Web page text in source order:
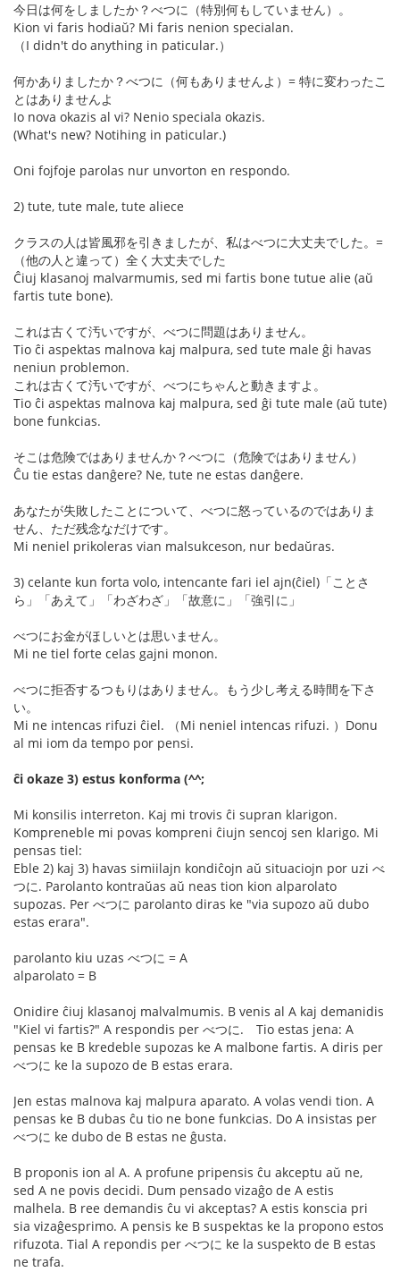
今日は何をしましたか？べつに（特別何もしていません）。
Kion vi faris hodiaŭ? Mi faris nenion specialan.
（I didn't do anything in paticular.）
何かありましたか？べつに（何もありませんよ）= 特に変わったこ
とはありませんよ
Io nova okazis al vi? Nenio speciala okazis.
(What's new? Notihing in paticular.)
Oni fojfoje parolas nur unvorton en respondo.
2) tute, tute male, tute aliece
クラスの人は皆風邪を引きましたが、私はべつに大丈夫でした。=
（他の人と違って）全く大丈夫でした
Ĉiuj klasanoj malvarmumis, sed mi fartis bone tutue alie (aŭ
fartis tute bone).
これは古くて汚いですが、べつに問題はありません。
Tio ĉi aspektas malnova kaj malpura, sed tute male ĝi havas
neniun problemon.
これは古くて汚いですが、べつにちゃんと動きますよ。
Tio ĉi aspektas malnova kaj malpura, sed ĝi tute male (aŭ tute)
bone funkcias.
そこは危険ではありませんか？べつに（危険ではありません）
Ĉu tie estas danĝere? Ne, tute ne estas danĝere.
あなたが失敗したことについて、べつに怒っているのではありま
せん、ただ残念なだけです。
Mi neniel prikoleras vian malsukceson, nur bedaŭras.
3) celante kun forta volo, intencante fari iel ajn(ĉiel)「ことさ
ら」「あえて」「わざわざ」「故意に」「強引に」
べつにお金がほしいとは思いません。
Mi ne tiel forte celas gajni monon.
べつに拒否するつもりはありません。もう少し考える時間を下さ
い。
Mi ne intencas rifuzi ĉiel. （Mi neniel intencas rifuzi. ）Donu
al mi iom da tempo por pensi.
ĉi okaze 3) estus konforma (^^;
Mi konsilis interreton. Kaj mi trovis ĉi supran klarigon.
Kompreneble mi povas kompreni ĉiujn sencoj sen klarigo. Mi
pensas tiel:
Eble 2) kaj 3) havas simiilajn kondiĉojn aŭ situaciojn por uzi べ
つに. Parolanto kontraŭas aŭ neas tion kion alparolato
supozas. Per べつに parolanto diras ke "via supozo aŭ dubo
estas erara".
parolanto kiu uzas べつに = A
alparolato = B
Onidire ĉiuj klasanoj malvalmumis. B venis al A kaj demanidis
"Kiel vi fartis?" A respondis per べつに. Tio estas jena: A
pensas ke B kredeble supozas ke A malbone fartis. A diris per
べつに ke la supozo de B estas erara.
Jen estas malnova kaj malpura aparato. A volas vendi tion. A
pensas ke B dubas ĉu tio ne bone funkcias. Do A insistas per
べつに ke dubo de B estas ne ĝusta.
B proponis ion al A. A profune pripensis ĉu akceptu aŭ ne,
sed A ne povis decidi. Dum pensado vizaĝo de A estis
malhela. B ree demandis ĉu vi akceptas? A estis konscia pri
sia vizaĝesprimo. A pensis ke B suspektas ke la propono estos
rifuzota. Tial A repondis per べつに ke la suspekto de B estas
ne trafa.